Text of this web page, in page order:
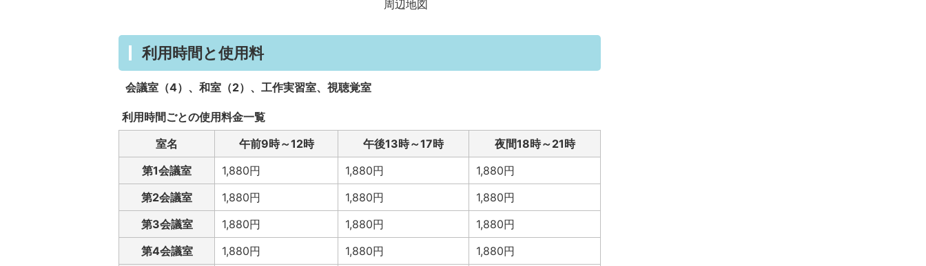
周辺地図
利用時間と使用料
会議室（4）、和室（2）、工作実習室、視聴覚室
利用時間ごとの使用料金一覧
室名
午前9時～12時 午後13時～17時
夜間18時～21時
第1会議室
1,880円 1,880円
1,880円
第2会議室
1,880円 1,880円
1,880円
第3会議室
1,880円 1,880円
1,880円
第4会議室
1,880円 1,880円
1,880円